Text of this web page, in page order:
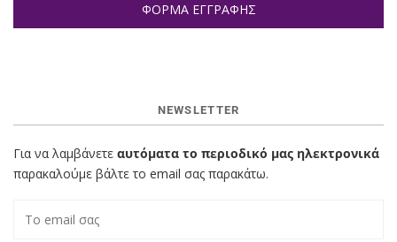
ΦΟΡΜΑ ΕΓΓΡΑΦΗΣ
NEWSLETTER
Για να λαμβάνετε αυτόματα το περιοδικό μας ηλεκτρονικά
παρακαλούμε βάλτε το email σας παρακάτω.